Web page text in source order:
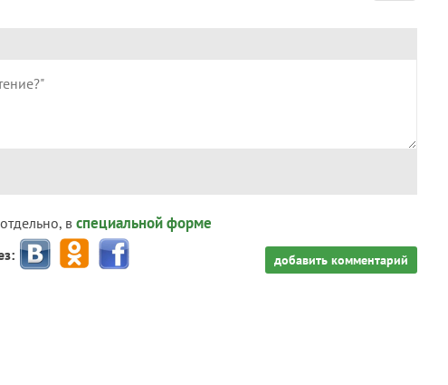
в специальной форме
добавить комментарий